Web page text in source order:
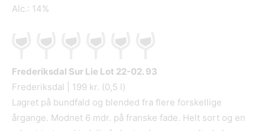
Alc.: 14%
Frederiksdal Sur Lie Lot 22-02. 93
Frederiksdal | 199 kr. (0,5 l)
Lagret på bundfald og blended fra flere forskellige
årgange. Modnet 6 mdr. på franske fade. Helt sort og en